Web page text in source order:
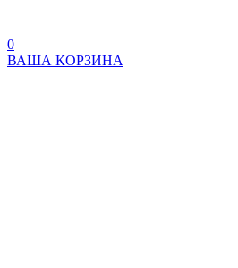
0
ВАША КОРЗИНА